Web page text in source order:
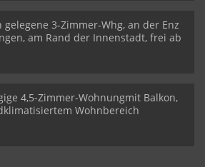
gelegene 3-Zimmer-Whg, an der Enz
am Rand der Innenstadt, frei ab
4,5-Zimmer-Wohnungmit Balkon,
Wohnbereich